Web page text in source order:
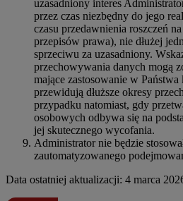
uzasadniony interes
przez czas niezbędny do jego
czasu przedawnienia roszczeń
przepisów prawa), nie dłużej
sprzeciwu za uzasadniony.
przechowywania danych mogą
mające zastosowanie w
przewidują dłuższe okresy
przypadku natomiast, gdy
osobowych odbywa się na
jej skutecznego wycofania.
Administrator nie będzie
zautomatyzowanego
Data ostatniej aktualizacji: 4 marca